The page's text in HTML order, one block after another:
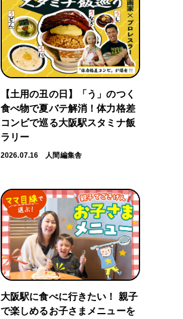
【土用の丑の日】「う」のつく
食べ物で夏バテ解消！体力格差
コンビで巡る大阪駅スタミナ飯
ラリー
2026.07.16 人間編集舎
大阪駅に食べに行きたい！ 親子
で楽しめるお子さまメニューを